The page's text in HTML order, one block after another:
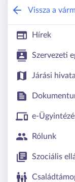
Hajdú-
Vissza a
Hírek
Szervezeti
Járási
e-
Rólunk
Szociális